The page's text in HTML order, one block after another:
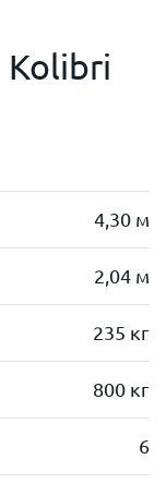
Kolibri
4,30 м
2,04 м
235 кг
800 кг
6